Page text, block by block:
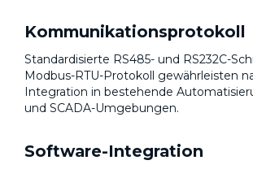
Kommunikationsprotokoll
Standardisierte RS485- und RS232C-
Modbus-RTU-Protokoll gewährleisten
Integration in bestehende
und SCADA-Umgebungen.
Software-Integration